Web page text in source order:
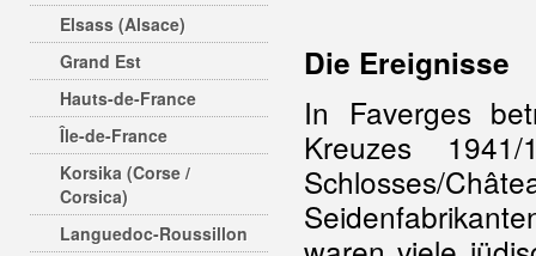
Elsass (Alsace)
Grand Est
Hauts-de-France
Île-de-France
Korsika (Corse /
Corsica)
Languedoc-Roussillon
Die Ereignisse
In Faverges
Kreuzes
Schlosses/